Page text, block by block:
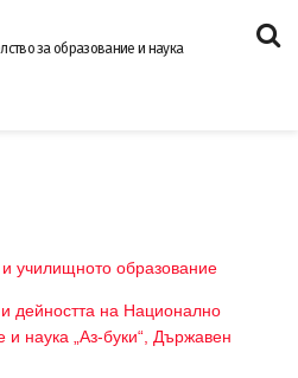
за образование и наука
училищното образование
дейността на Национално
и наука „Аз-буки“, Държавен